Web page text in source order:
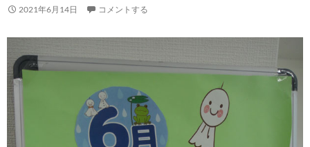
2021年6月14日 コメントする